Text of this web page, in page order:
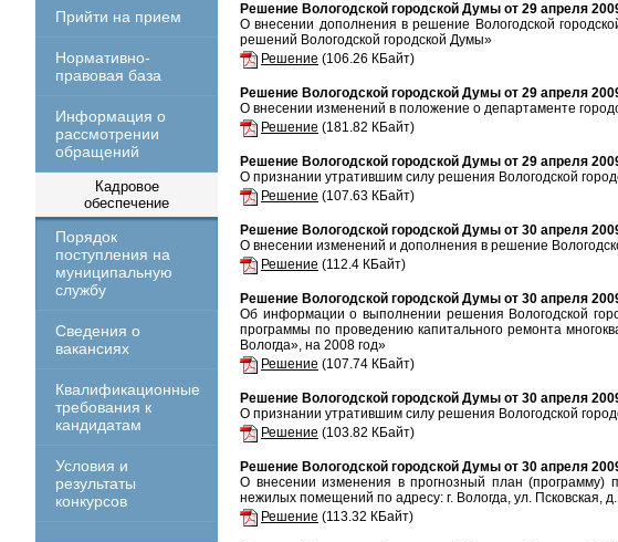
Прийти на прием
Нормативно-
правовая база
Информация о
рассмотрении
обращений
Кадровое
обеспечение
Порядок
поступления на
муниципальную
службу
Сведения о
вакансиях
Квалификационные
требования к
кандидатам
Условия и
результаты
конкурсов
Решение Вологодской городской Думы от 29 апреля
О внесении дополнения в решение Вологодской
решений Вологодской городской Думы»
Решение (106.26 КБайт)
Решение Вологодской городской Думы от 29 апреля
О внесении изменений в положение о департаменте
Решение (181.82 КБайт)
Решение Вологодской городской Думы от 29 апреля
О признании утратившим силу решения Вологодской
Решение (107.63 КБайт)
Решение Вологодской городской Думы от 30 апреля
О внесении изменений и дополнения в решение
Решение (112.4 КБайт)
Решение Вологодской городской Думы от 30 апреля
Об информации о выполнении решения Вологодской
программы по проведению капитального ремонта
Вологда», на 2008 год»
Решение (107.74 КБайт)
Решение Вологодской городской Думы от 30 апреля
О признании утратившим силу решения Вологодской
Решение (103.82 КБайт)
Решение Вологодской городской Думы от 30 апреля
О внесении изменения в прогнозный план (программу)
нежилых помещений по адресу: г. Вологда, ул. Псковская,
Решение (113.32 КБайт)